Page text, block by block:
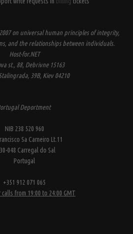
on universal human principles of integrity,
and the relationships between individuals.
Host-for.NET
st., 88, Debrivne 15163
39B, Kiev 04210
Deportment
NIB 238 520 960
Sa Carneiro Lt.11
048 Carregal do Sal
Portugal
+351 912 071 065
calls from 19:00 to 24:00 GMT